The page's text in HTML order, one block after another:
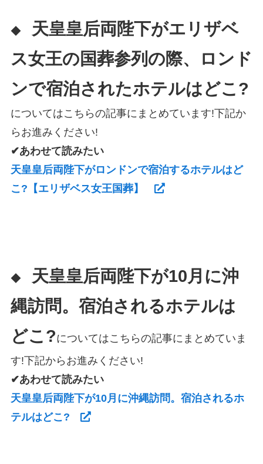
◆
天皇皇后両陛下がエリザベ
ス女王の国葬参列の際、ロンド
ンで宿泊されたホテルはどこ?
についてはこちらの記事にまとめています!下記か
らお進みください!
✔あわせて読みたい
天皇皇后両陛下がロンドンで宿泊するホテルはど
こ?【エリザベス女王国葬】
◆
天皇皇后両陛下が10月に沖
縄訪問。宿泊されるホテルは
どこ?についてはこちらの記事にまとめていま
す!下記からお進みください!
✔あわせて読みたい
天皇皇后両陛下が10月に沖縄訪問。宿泊されるホ
テルはどこ?